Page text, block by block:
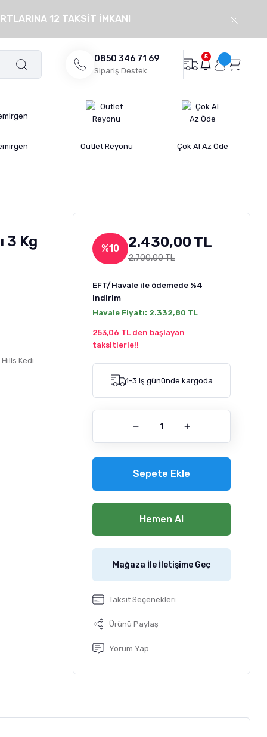
12 TAKSİT İMKANI
0850 346 71 69
Sipariş Destek
5
Outlet Reyonu Çok Al Az Öde
3 Kg
Hills Kedi
%10 2.430,00 TL
2.700,00 TL
EFT/Havale ile ödemede %4
indirim
Havale Fiyatı: 2.332,80 TL
253,06 TL den başlayan
taksitlerle!!
1-3 iş gününde kargoda
Sepete Ekle
Hemen Al
Mağaza İle İletişime Geç
Taksit Seçenekleri
Ürünü Paylaş
Yorum Yap